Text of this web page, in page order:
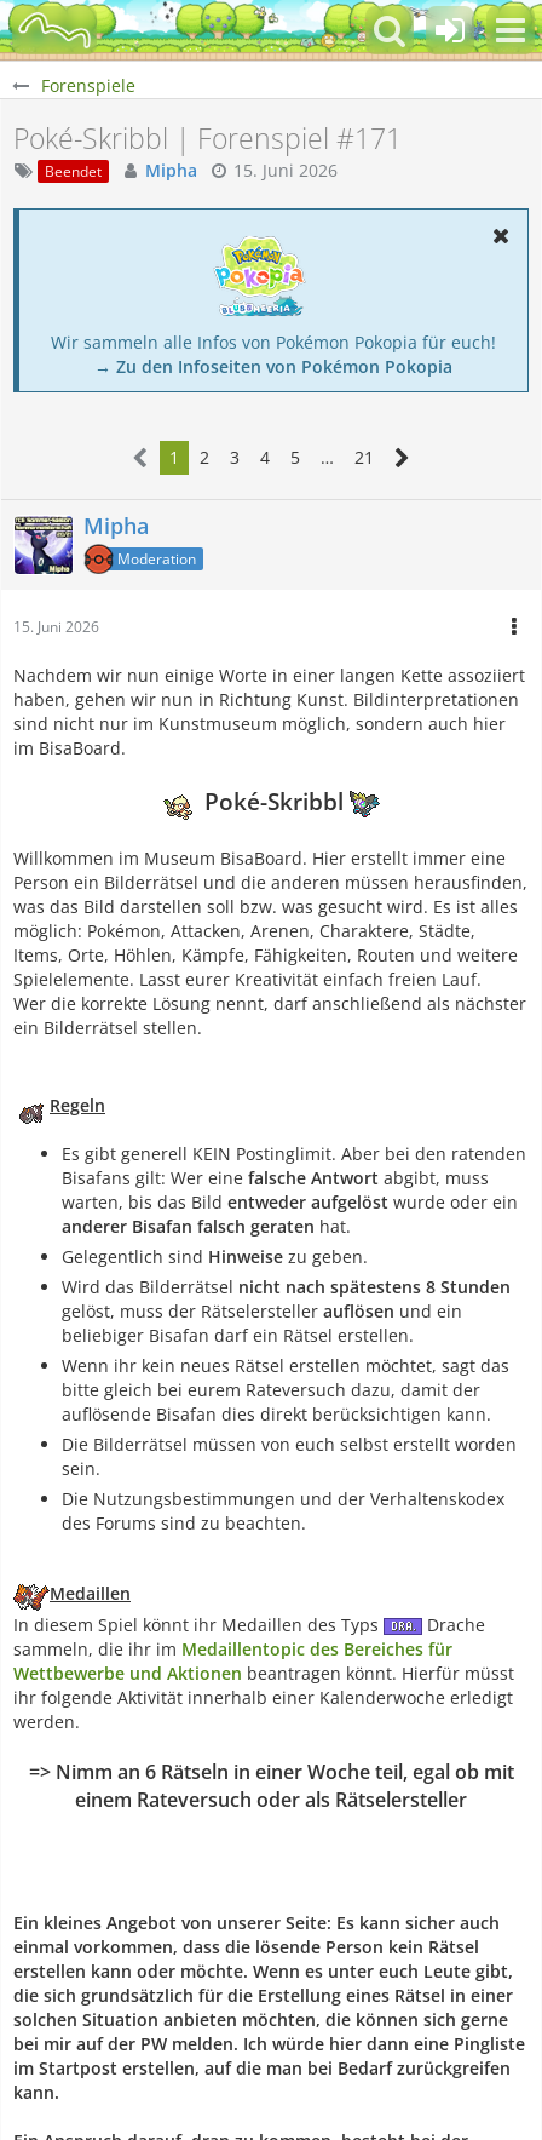
Forenspiele
Poké-Skribbl | Forenspiel #171
Beendet Mipha 15. Juni 2026
Wir sammeln alle Infos von Pokémon Pokopia für euch!
→ Zu den Infoseiten von Pokémon Pokopia
1 2 3 4 5 … 21
Mipha
Moderation
15. Juni 2026
Nachdem wir nun einige Worte in einer langen Kette assoziiert
haben, gehen wir nun in Richtung Kunst. Bildinterpretationen
sind nicht nur im Kunstmuseum möglich, sondern auch hier
im BisaBoard.
Poké-Skribbl
Willkommen im Museum BisaBoard. Hier erstellt immer eine
Person ein Bilderrätsel und die anderen müssen herausfinden,
was das Bild darstellen soll bzw. was gesucht wird. Es ist alles
möglich: Pokémon, Attacken, Arenen, Charaktere, Städte,
Items, Orte, Höhlen, Kämpfe, Fähigkeiten, Routen und weitere
Spielelemente. Lasst eurer Kreativität einfach freien Lauf.
Wer die korrekte Lösung nennt, darf anschließend als nächster
ein Bilderrätsel stellen.
Regeln
Es gibt generell KEIN Postinglimit. Aber bei den ratenden
Bisafans gilt: Wer eine falsche Antwort abgibt, muss
warten, bis das Bild entweder aufgelöst wurde oder ein
anderer Bisafan falsch geraten hat.
Gelegentlich sind Hinweise zu geben.
Wird das Bilderrätsel nicht nach spätestens 8 Stunden
gelöst, muss der Rätselersteller auflösen und ein
beliebiger Bisafan darf ein Rätsel erstellen.
Wenn ihr kein neues Rätsel erstellen möchtet, sagt das
bitte gleich bei eurem Rateversuch dazu, damit der
auflösende Bisafan dies direkt berücksichtigen kann.
Die Bilderrätsel müssen von euch selbst erstellt worden
sein.
Die Nutzungsbestimmungen und der Verhaltenskodex
des Forums sind zu beachten.
Medaillen
In diesem Spiel könnt ihr Medaillen des Typs
Drache
sammeln, die ihr im Medaillentopic des Bereiches für
Wettbewerbe und Aktionen beantragen könnt. Hierfür müsst
ihr folgende Aktivität innerhalb einer Kalenderwoche erledigt
werden.
=> Nimm an 6 Rätseln in einer Woche teil, egal ob mit
einem Rateversuch oder als Rätselersteller
Ein kleines Angebot von unserer Seite: Es kann sicher auch
einmal vorkommen, dass die lösende Person kein Rätsel
erstellen kann oder möchte. Wenn es unter euch Leute gibt,
die sich grundsätzlich für die Erstellung eines Rätsel in einer
solchen Situation anbieten möchten, die können sich gerne
bei mir auf der PW melden. Ich würde hier dann eine Pingliste
im Startpost erstellen, auf die man bei Bedarf zurückgreifen
kann.